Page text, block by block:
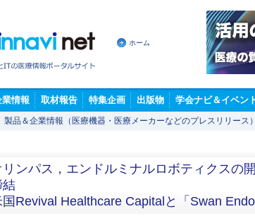
ホーム
情報 取材報告 特集企画 出版物 学会ナビ＆イベン
製品＆企業情報（医療機器・医療メーカーなどのプレスリリース）
リンパス，エンドルミナルロボティクスの
結
国Revival Healthcare Capitalと「Swan